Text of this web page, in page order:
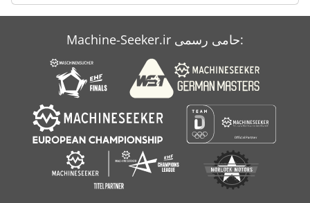
Machine-Seeker.ir حامی رسمی: